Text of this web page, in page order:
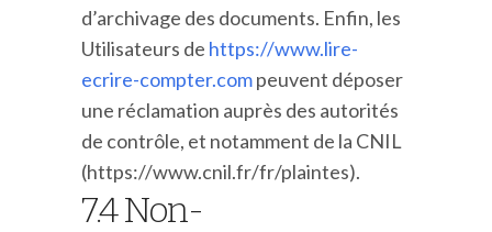
d’archivage des documents. Enfin, les
Utilisateurs de https://www.lire-
ecrire-compter.compeuvent déposer
une réclamation auprès des autorités
de contrôle, et notamment de la CNIL
(https://www.cnil.fr/fr/plaintes).
7.4 Non-